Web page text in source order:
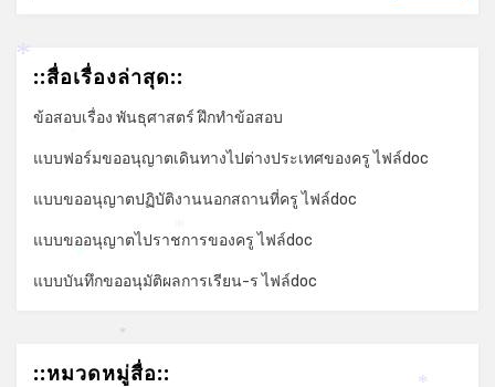
::สื่อเรื่องล่าสุด::
ข้อสอบเรื่อง พันธุศาสตร์ ฝึกทำข้อสอบ
แบบฟอร์มขออนุญาตเดินทางไปต่างประเทศของครู ไฟล์doc
แบบขออนุญาตปฏิบัติงานนอกสถานที่ครู ไฟล์doc
แบบขออนุญาตไปราชการของครู ไฟล์doc
แบบบันทึกขออนุมัติผลการเรียน-ร ไฟล์doc
::หมวดหมู่สื่อ::
*
*